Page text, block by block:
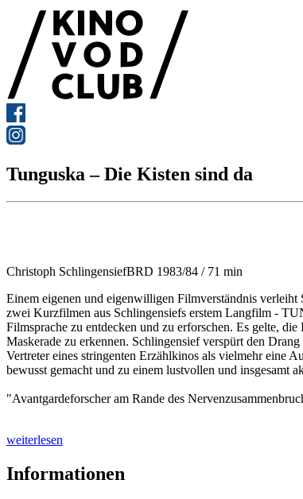
Tunguska – Die Kisten sind da
Christoph SchlingensiefBRD 1983/84 / 71 min
Einem eigenen und eigenwilligen Filmverständnis
zwei Kurzfilmen aus Schlingensiefs erstem Langfilm -
Filmsprache zu entdecken und zu erforschen. Es gelte,
Maskerade zu erkennen. Schlingensief verspürt den
Vertreter eines stringenten Erzählkinos als vielmehr eine
bewusst gemacht und zu einem lustvollen und insgesamt
"Avantgardeforscher am Rande des
weiterlesen
Informationen